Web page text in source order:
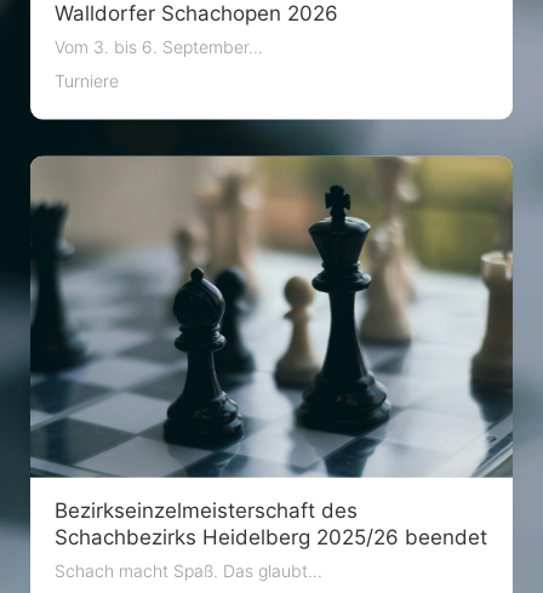
Walldorfer Schachopen 2026
Vom 3. bis 6. September...
Turniere
Bezirkseinzelmeisterschaft des
Schachbezirks Heidelberg 2025/26 beendet
Schach macht Spaß. Das glaubt...